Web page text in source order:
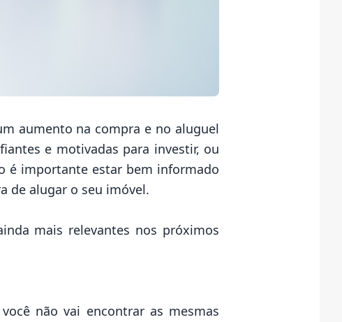
aumento na compra e no aluguel
e motivadas para investir, ou
é importante estar bem informado
de alugar o seu imóvel.
mais relevantes nos próximos
não vai encontrar as mesmas